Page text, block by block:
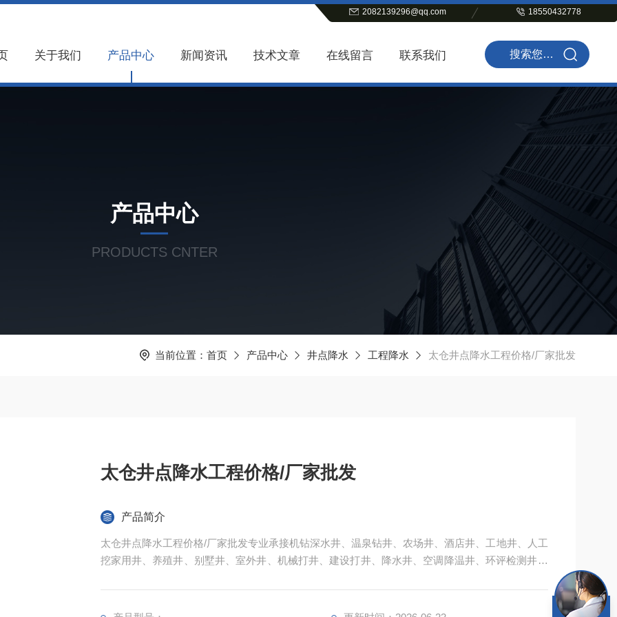
2082139296@qq.com 18550432778
关于我们 产品中心 新闻资讯 技术文章 在线留言 联系我们
产品中心
PRODUCTS CNTER
当前位置： 首页 产品中心 井点降水 工程降水 太仓井点降水工程价格/厂家批发
太仓井点降水工程价格/厂家批发
产品简介
太仓井点降水工程价格/厂家批发专业承接机钻深水井、温泉钻井、农场井、酒店井、工地井、人工
挖家用井、养殖井、别墅井、室外井、机械打井、建设打井、降水井、空调降温井、环评检测井、